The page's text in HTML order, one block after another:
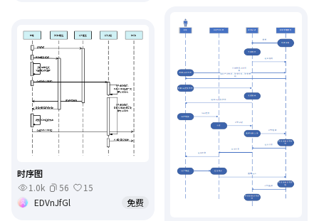
时序图
1.0k
56
15
EDVnJfGl
免费